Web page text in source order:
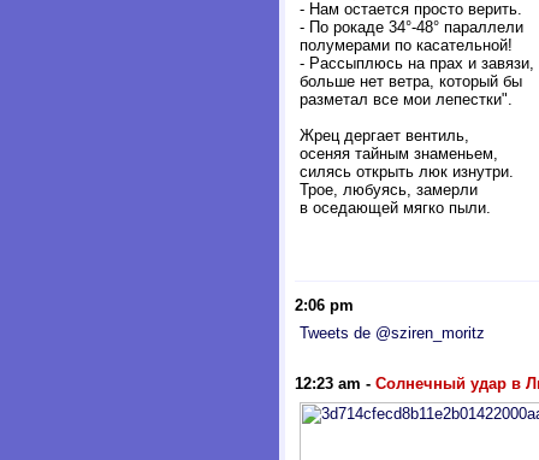
- Нам остается просто верить.
- По рокаде 34°-48° параллели
полумерами по касательной!
- Рассыплюсь на прах и завязи,
больше нет ветра, который бы
разметал все мои лепестки".
Жрец дергает вентиль,
осеняя тайным знаменьем,
силясь открыть люк изнутри.
Трое, любуясь, замерли
в оседающей мягко пыли.
2:06 pm
Tweets de @sziren_moritz
12:23 am - Солнечный удар в